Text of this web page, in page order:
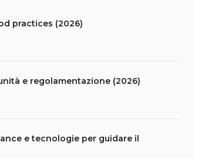
practices (2026)
e regolamentazione (2026)
e tecnologie per guidare il